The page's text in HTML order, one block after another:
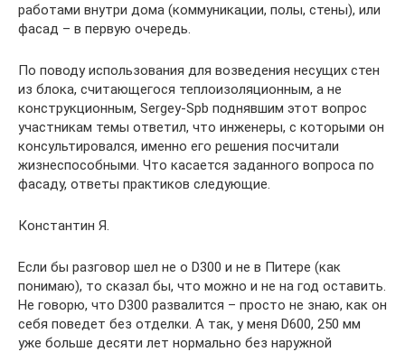
работами внутри дома (коммуникации, полы, стены), или
фасад – в первую очередь.
По поводу использования для возведения несущих стен
из блока, считающегося теплоизоляционным, а не
конструкционным, Sergey-Spb поднявшим этот вопрос
участникам темы ответил, что инженеры, с которыми он
консультировался, именно его решения посчитали
жизнеспособными. Что касается заданного вопроса по
фасаду, ответы практиков следующие.
Константин Я.
Если бы разговор шел не о D300 и не в Питере (как
понимаю), то сказал бы, что можно и не на год оставить.
Не говорю, что D300 развалится – просто не знаю, как он
себя поведет без отделки. А так, у меня D600, 250 мм
уже больше десяти лет нормально без наружной